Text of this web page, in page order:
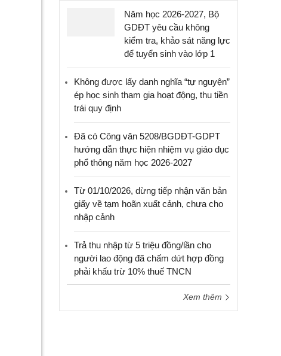
Năm học 2026-2027, Bộ
GDĐT yêu cầu không
kiểm tra, khảo sát năng lực
để tuyển sinh vào lớp 1
Không được lấy danh nghĩa “tự nguyện”
ép học sinh tham gia hoạt động, thu tiền
trái quy định
Đã có Công văn 5208/BGDĐT-GDPT
hướng dẫn thực hiện nhiệm vụ giáo dục
phổ thông năm học 2026-2027
Từ 01/10/2026, dừng tiếp nhận văn bản
giấy về tạm hoãn xuất cảnh, chưa cho
nhập cảnh
Trả thu nhập từ 5 triệu đồng/lần cho
người lao động đã chấm dứt hợp đồng
phải khấu trừ 10% thuế TNCN
Xem thêm